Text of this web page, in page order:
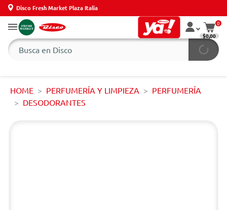
Disco Fresh Market Plaza Italia
0
$0,00
HOME PERFUMERÍA Y LIMPIEZA
PERFUMERÍA
DESODORANTES